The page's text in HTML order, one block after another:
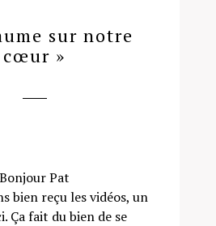
sur notre
cœur »
Bonjour Pat
bien reçu les vidéos, un
Ça fait du bien de se